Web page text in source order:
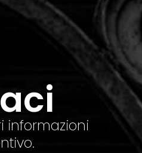
Catalogo
+39 0445 580865
+39 0445 580366
informazioni